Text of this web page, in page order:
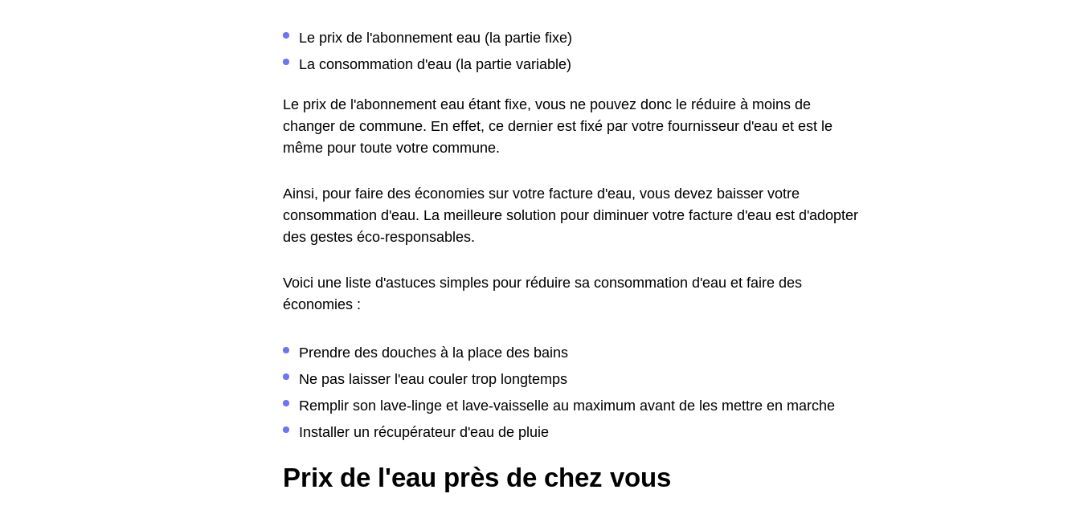
Le prix de l'abonnement eau (la partie fixe)
La consommation d'eau (la partie variable)
Le prix de l'abonnement eau étant fixe, vous ne pouvez donc le réduire à moins de
changer de commune. En effet, ce dernier est fixé par votre fournisseur d'eau et est le
même pour toute votre commune.
Ainsi, pour faire des économies sur votre facture d'eau, vous devez baisser votre
consommation d'eau. La meilleure solution pour diminuer votre facture d'eau est d'adopter
des gestes éco-responsables.
Voici une liste d'astuces simples pour réduire sa consommation d'eau et faire des
économies :
Prendre des douches à la place des bains
Ne pas laisser l'eau couler trop longtemps
Remplir son lave-linge et lave-vaisselle au maximum avant de les mettre en marche
Installer un récupérateur d'eau de pluie
Prix de l'eau près de chez vous